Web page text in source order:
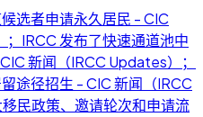
选者申请永久居民 - CIC
IRCC 发布了快速通道池中
新闻（IRCC Updates）；
途径招生 - CIC 新闻（IRCC
民政策、邀请轮次和申请流